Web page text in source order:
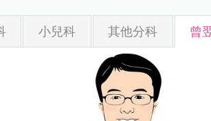
小兒科 其他分科 曾